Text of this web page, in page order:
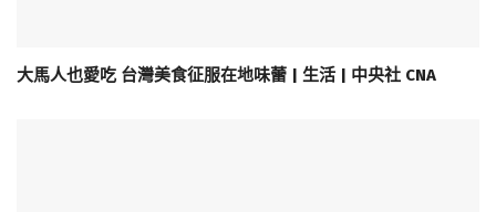
大馬人也愛吃 台灣美食征服在地味蕾 | 生活 | 中央社 CNA